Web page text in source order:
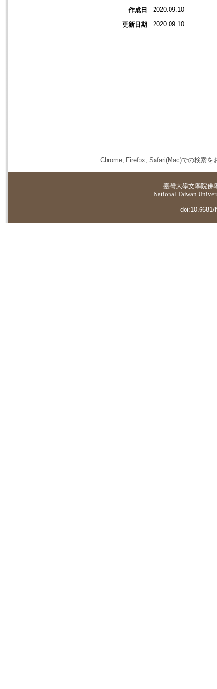
作成日 2020.09.10
更新日期 2020.09.10
Chrome, Firefox, Safari(Mac)での検索を
臺灣大學文學院佛
National Taiwan
doi:10.6681/